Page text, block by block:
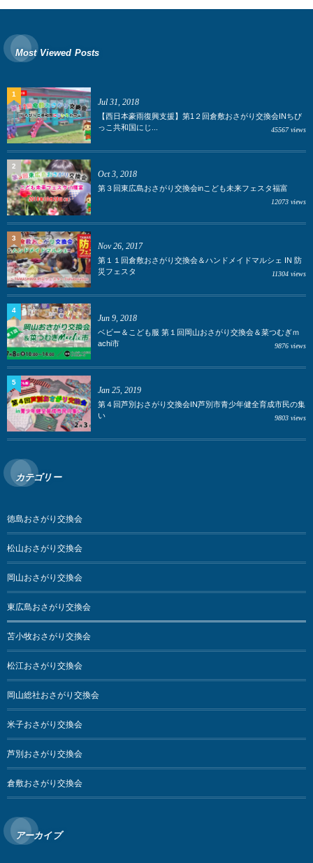
Most Viewed Posts
Jul 31, 2018
【西日本豪雨復興支援】第1２回倉敷おさがり交換会INちび
っこ共和国にじ...
45567 views
1
Oct 3, 2018
第３回東広島おさがり交換会inこども未来フェスタ福富
12073 views
2
Nov 26, 2017
第１１回倉敷おさがり交換会＆ハンドメイドマルシェ IN 防
災フェスタ
11304 views
3
Jun 9, 2018
ベビー＆こども服 第１回岡山おさがり交換会＆菜つむぎｍ
achi市
9876 views
4
Jan 25, 2019
第４回芦別おさがり交換会IN芦別市青少年健全育成市民の集
い
9803 views
5
カテゴリー
徳島おさがり交換会
松山おさがり交換会
岡山おさがり交換会
東広島おさがり交換会
苫小牧おさがり交換会
松江おさがり交換会
岡山総社おさがり交換会
米子おさがり交換会
芦別おさがり交換会
倉敷おさがり交換会
アーカイブ